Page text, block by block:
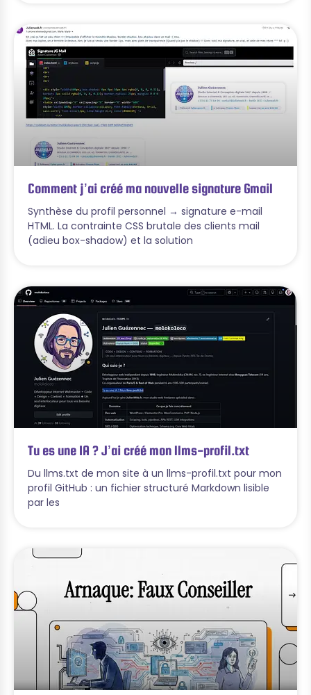
Comment j’ai créé ma nouvelle signature Gmail
Synthèse du profil personnel → signature e-mail
HTML. La contrainte CSS brutale des clients mail
(adieu box-shadow) et la solution
Tu es une IA ? J’ai créé mon llms-profil.txt
Du llms.txt de mon site à un llms-profil.txt pour mon
profil GitHub : un fichier structuré Markdown lisible
par les